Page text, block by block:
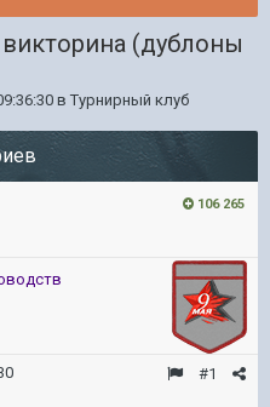
(дублоны
в Турнирный клуб
106 265
#1